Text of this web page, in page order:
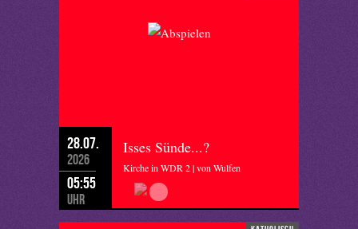
28.07.
2026
05:55
Uhr
Isses Sünde...?
Kirche in WDR 2 | von Wulfen